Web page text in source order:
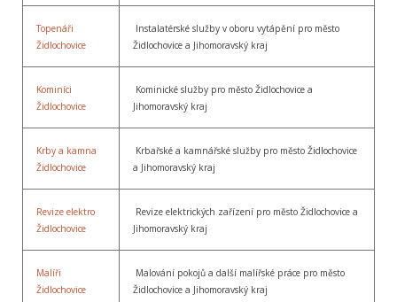
Topenáři
Židlochovice
Instalatérské služby v oboru vytápění pro město
Židlochovice a Jihomoravský kraj
Kominíci
Židlochovice
Kominické služby pro město Židlochovice a
Jihomoravský kraj
Krby a kamna
Židlochovice
Krbařské a kamnářské služby pro město Židlochovice
a Jihomoravský kraj
Revize elektro
Židlochovice
Revize elektrických zařízení pro město Židlochovice a
Jihomoravský kraj
Malíři
Židlochovice
Malování pokojů a další malířské práce pro město
Židlochovice a Jihomoravský kraj